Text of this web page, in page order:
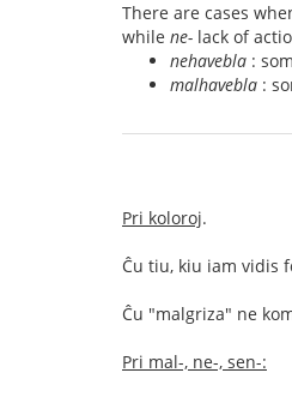
There are cases
while ne- lack of
nehavebla :
malhavebla :
Pri koloroj.
Ĉu tiu, kiu iam vidis
Ĉu "malgriza" ne
Pri mal-, ne-, sen-: